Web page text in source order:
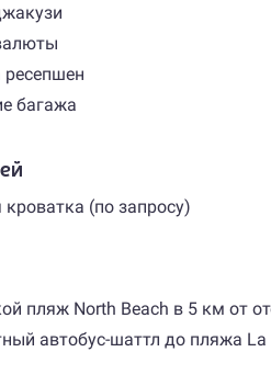
багажа
кроватка (по запросу)
пляж North Beach в 5 км от
автобус-шаттл до пляжа La